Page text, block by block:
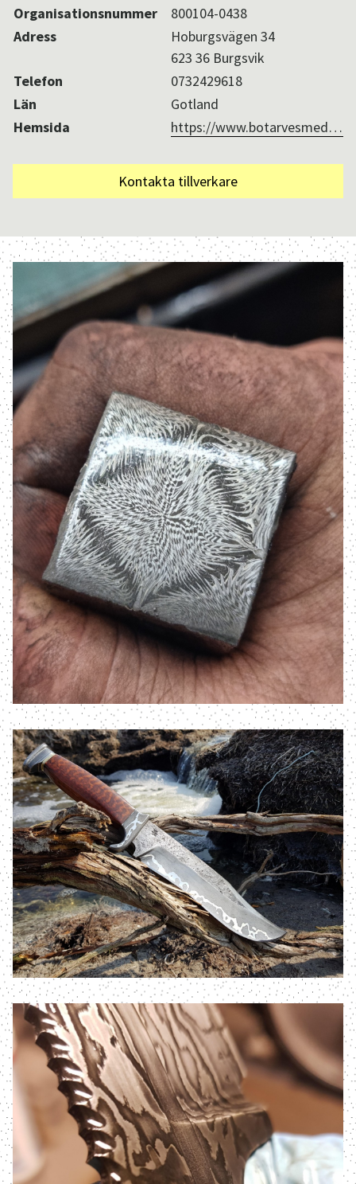
Organisationsnummer
800104-0438
Adress
Hoburgsvägen 34
623 36 Burgsvik
Telefon
0732429618
Län
Gotland
Hemsida
https://www.botarvesmedjan.se/
Kontakta tillverkare